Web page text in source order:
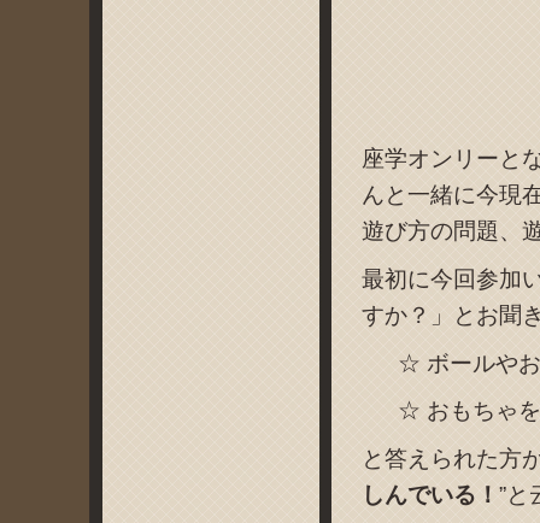
座学オンリーと
んと一緒に今現
遊び方の問題、
最初に今回参加
すか？」とお聞
☆ ボールや
☆ おもちゃ
と答えられた方
しんでいる！ ”と